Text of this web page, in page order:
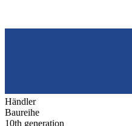
Händler
Baureihe
10th generation